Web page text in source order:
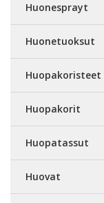
Huonesprayt
Huonetuoksut
Huopakoristeet
Huopakorit
Huopatassut
Huovat